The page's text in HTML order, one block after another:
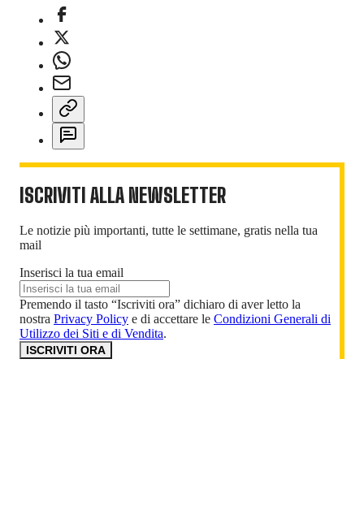
ISCRIVITI ALLA NEWSLETTER
Le notizie più importanti, tutte le settimane, gratis nella tua
mail
Inserisci la tua email
Premendo il tasto “Iscriviti ora” dichiaro di aver letto la
nostra Privacy Policy e di accettare le Condizioni Generali di
Utilizzo dei Siti e di Vendita.
ISCRIVITI ORA